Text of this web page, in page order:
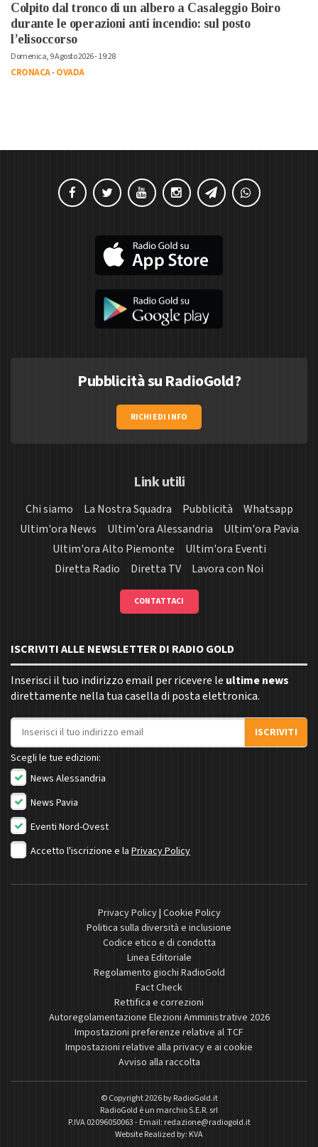
Colpito dal tronco di un albero a Casaleggio Boiro
durante le operazioni anti incendio: sul posto
l’elisoccorso
Domenica, 9 Agosto 2026 - 19:28
CRONACA-OVADA
Pubblicità su RadioGold?
RICHIEDI INFO
Link utili
Chi siamo La Nostra Squadra Pubblicità
Whatsapp
Ultim'ora News
Ultim'ora Alessandria
Ultim'ora Pavia
Ultim'ora Alto Piemonte
Ultim'ora Eventi
Diretta Radio
Diretta TV Lavora con Noi
CONTATTACI
ISCRIVITI ALLE NEWSLETTER DI RADIO GOLD
Inserisci il tuo indirizzo email per ricevere le ultime news
direttamente nella tua casella di posta elettronica.
Indirizzo email
ISCRIVITI
Scegli le tue edizioni:
News Alessandria
News Pavia
Eventi Nord-Ovest
Accetto l'iscrizione e la Privacy Policy
Privacy Policy| Cookie Policy
Politica sulla diversità e inclusione
Codice etico e di condotta
Linea Editoriale
Regolamento giochi RadioGold
Fact Check
Rettifica e correzioni
Autoregolamentazione Elezioni Amministrative 2026
Impostazioni preferenze relative al TCF
Impostazioni relative alla privacy e ai cookie
Avviso alla raccolta
© Copyright 2026 byRadioGold.it
RadioGold è un marchio S.E.R. srl
P.IVA 02096050063 - Email: redazione@radiogold.it
Website Realized by: KVA